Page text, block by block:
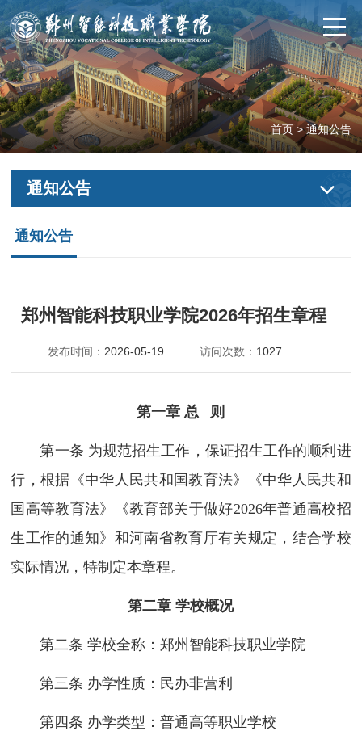
首页>通知公告
通知公告
通知公告
郑州智能科技职业学院2026年招生章程
发布时间： 2026-05-19 访问次数： 1027
第一章 总 则
第一条 为规范招生工作，保证招生工作的顺利进
行，根据《中华人民共和国教育法》《中华人民共和
国高等教育法》《教育部关于做好2026年普通高校招
生工作的通知》和河南省教育厅有关规定，结合学校
实际情况，特制定本章程。
第二章 学校概况
第二条 学校全称：郑州智能科技职业学院
第三条 办学性质：民办非营利
第四条 办学类型：普通高等职业学校